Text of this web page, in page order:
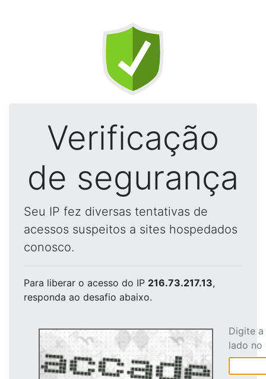
Verificação
de segurança
Seu IP fez diversas tentativas de
acessos suspeitos a sites hospedados
conosco.
Para liberar o acesso do IP 216.73.217.13,
responda ao desafio abaixo.
Digite
lado no